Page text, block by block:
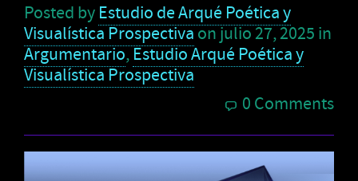
Posted by Estudio de Arqué Poética y
Visualística Prospectiva on julio 27, 2025 in
Argumentario, Estudio Arqué Poética y
Visualística Prospectiva
0 Comments